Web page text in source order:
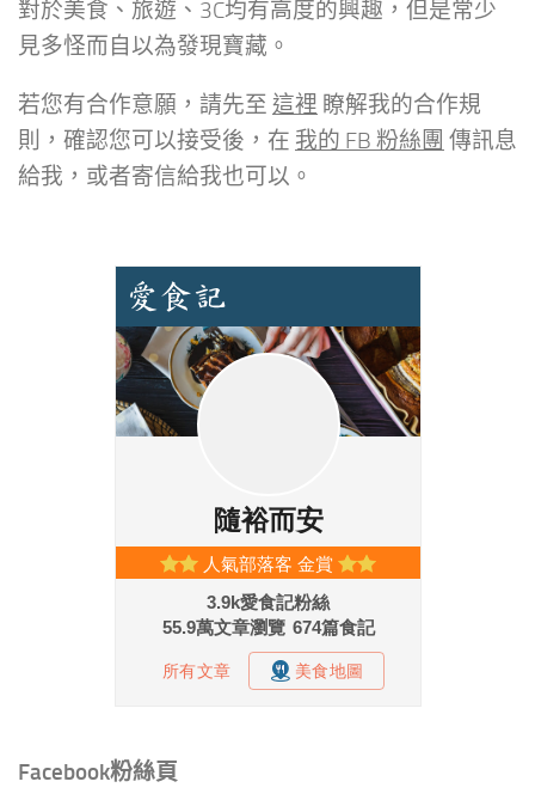
對於美食、旅遊、3C均有高度的興趣，但是常少
見多怪而自以為發現寶藏。
若您有合作意願，請先至 這裡 瞭解我的合作規
則，確認您可以接受後，在 我的 FB 粉絲團 傳訊息
給我，或者寄信給我也可以。
Facebook粉絲頁